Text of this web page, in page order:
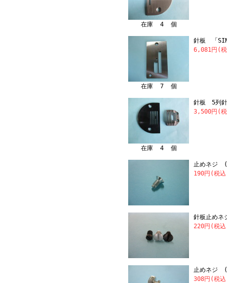
在庫 4 個
在庫 7 個
針板 「
6,081円(
在庫 4 個
針板 5列
3,500円(
止めネジ
190円(税
針板止めネ
220円(税
止めネジ (
308円(税